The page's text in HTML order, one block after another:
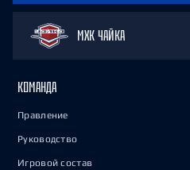
МХК ЧАЙКА
КОМАНДА
Правление
Руководство
Игровой состав